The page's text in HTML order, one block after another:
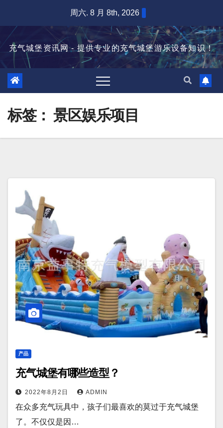
内
容
周六. 8 月 8th, 2026
充气城堡资讯网 - 提供专业的充气城堡游乐设备知识！
标签： 景区娱乐项目
产品
充气城堡有哪些造型？
2022年8月2日 ADMIN
在众多充气玩具中，孩子们最喜欢的莫过于充气城堡
了。不仅仅是因…